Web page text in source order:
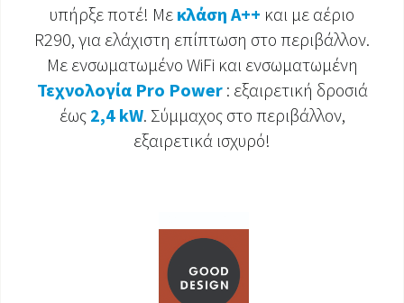
ΈΓΓΡΑΦΑ ΠΡΟΪΌΝΤΩΝ
υπήρξε ποτέ! Μεκλάση A++ και με αέριο
R290, για ελάχιστη επίπτωση στο περιβάλλον.
Με ενσωματωμένο WiFi και ενσωματωμένη
Τεχνολογία Pro Power : εξαιρετική δροσιά
έως 2,4 kW. Σύμμαχος στο περιβάλλον,
εξαιρετικά ισχυρό!